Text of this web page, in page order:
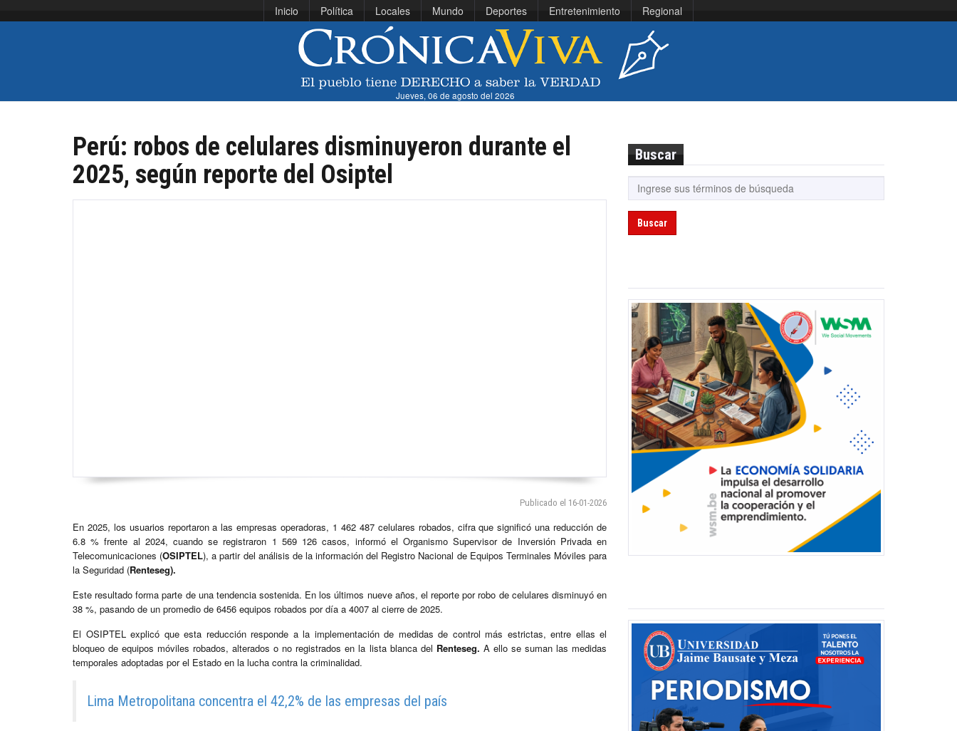
Inicio Política Locales Mundo Deportes Entretenimiento Regional
Jueves, 06 de agosto del 2026
Perú: robos de celulares disminuyeron durante el
2025, según reporte del Osiptel
Publicado el 16-01-2026
En 2025, los usuarios reportaron a las empresas operadoras, 1 462 487 celulares robados, cifra que significó una reducción de
6.8 % frente al 2024, cuando se registraron 1 569 126 casos, informó el Organismo Supervisor de Inversión Privada en
Telecomunicaciones (OSIPTEL), a partir del análisis de la información del Registro Nacional de Equipos Terminales Móviles para
la Seguridad (Renteseg).
Este resultado forma parte de una tendencia sostenida. En los últimos nueve años, el reporte por robo de celulares disminuyó en
38 %, pasando de un promedio de 6456 equipos robados por día a 4007 al cierre de 2025.
El OSIPTEL explicó que esta reducción responde a la implementación de medidas de control más estrictas, entre ellas el
bloqueo de equipos móviles robados, alterados o no registrados en la lista blanca del Renteseg. A ello se suman las medidas
temporales adoptadas por el Estado en la lucha contra la criminalidad.
Lima Metropolitana concentra el 42,2% de las empresas del país
Buscar
Buscar